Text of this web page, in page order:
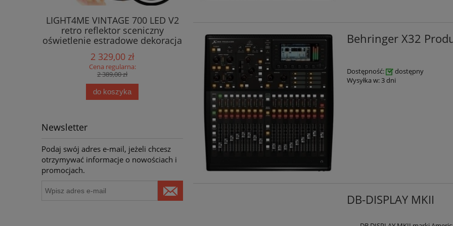
LIGHT4ME VINTAGE 700 LED V2
retro reflektor sceniczny
oświetlenie estradowe dekoracja
światłem efekt tła ring 7x60 WW
COB + 322x0,3W RGB SMD5050
2 329,00 zł
Cena regularna:
2 389,00 zł
do koszyka
699,00 zł
Cena regularna:
849,00 zł
do koszyka
Stock(1)
Cena regularna:
749,00 zł
Newsletter
Podaj swój adres e-mail, jeżeli chcesz
otrzymywać informacje o nowościach i
promocjach.
Behringer X32
Dostępność:
dostępny
Wysyłka w: 3 dni
DB-DISPLAY MKII